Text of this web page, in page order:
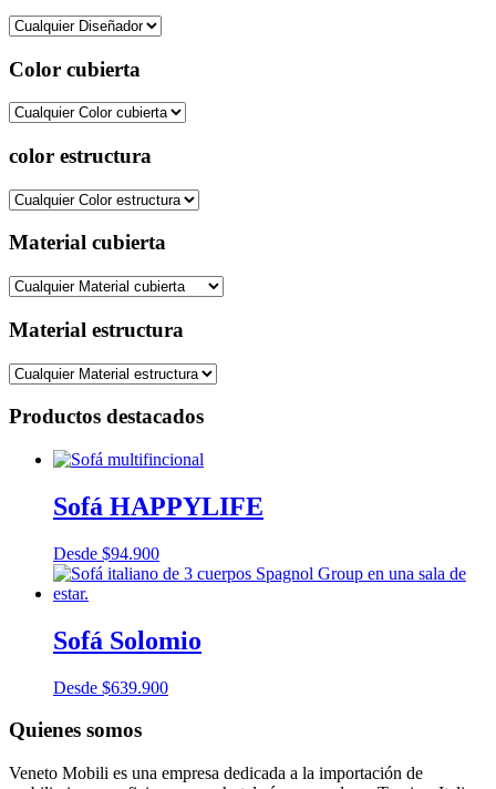
Color cubierta
color estructura
Material cubierta
Material estructura
Productos destacados
Sofá HAPPYLIFE
Desde $94.900
Sofá Solomio
Desde $639.900
Quienes somos
Veneto Mobili es una empresa dedicada a la importación de